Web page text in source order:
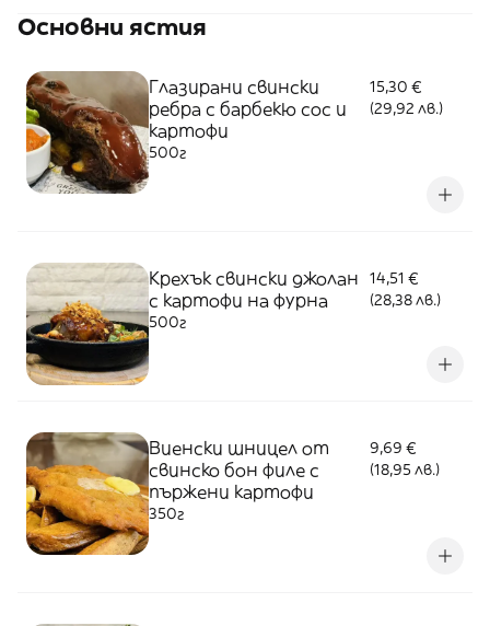
Основни ястия
Глазирани свински
ребра с барбекю сос и
картофи
15,30 €
(29,92 лв.)
500г
Крехък свински джолан
с картофи на фурна
14,51 €
(28,38 лв.)
500г
Виенски шницел от
свинско бон филе с
пържени картофи
9,69 €
(18,95 лв.)
350г